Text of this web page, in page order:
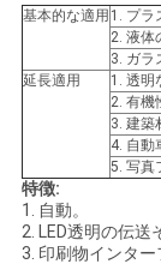
ニ
ュ
ス
基本的な適用 1. プラ
2. 液体
3. ガラ
延長適用
1. 透明
2. 有機
3. 建築
4. 自動
5. 写真
特徴:
1. 自動。
2. LED透明の伝送
3. 印刷物インタ